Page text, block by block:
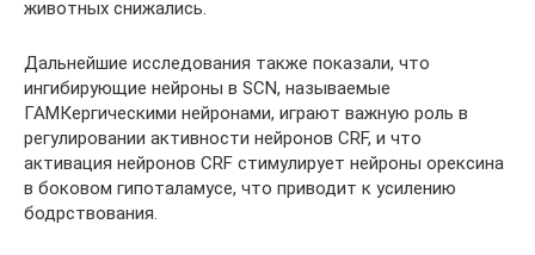
животных снижались.
Дальнейшие исследования также показали, что
ингибирующие нейроны в SCN, называемые
ГАМКергическими нейронами, играют важную роль в
регулировании активности нейронов CRF, и что
активация нейронов CRF стимулирует нейроны орексина
в боковом гипоталамусе, что приводит к усилению
бодрствования.